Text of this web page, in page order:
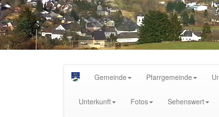
Gemeinde Pfarrgemeinde
Unterkunft Fotos Sehenswert